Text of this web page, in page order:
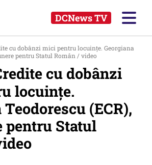
DCNews TV
cu dobânzi mici pentru locuințe. Georgiana
pentru Statul Român / video
cu dobânzi
locuințe.
(ECR),
pentru Statul